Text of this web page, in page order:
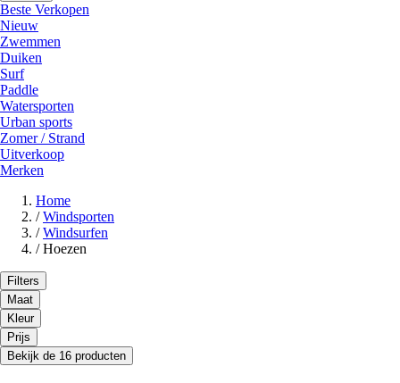
Beste Verkopen
Nieuw
Zwemmen
Duiken
Surf
Paddle
Watersporten
Urban sports
Zomer / Strand
Uitverkoop
Merken
Home
/ Windsporten
/ Windsurfen
/ Hoezen
Filters
Maat
Kleur
Prijs
Bekijk de 16 producten